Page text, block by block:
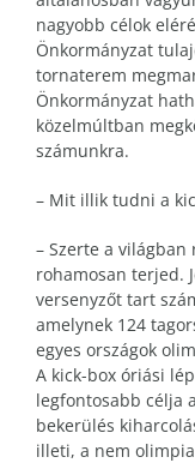
nagyobb célok
Önkormányzat
tornaterem
Önkormányzat
közelmúltban
számunkra.
– Mit illik tudni a
– Szerte a
rohamosan terjed.
versenyzőt tart
amelynek 124
egyes országok
A kick-box óriási
legfontosabb célja
bekerülés
illeti, a nem